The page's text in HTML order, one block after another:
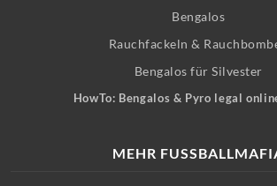
Bengalos
Rauchfackeln &
Bengalos für Silvester
HowTo: Bengalos & Pyro legal
MEHR